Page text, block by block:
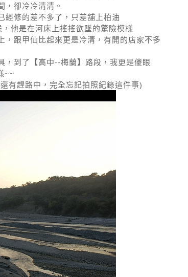
，卻冷冷清清。
經修的差不多了，只差舖上柏油
他是在河床上搖搖欲墜的驚險模樣
跟甲仙比起來更是冷清，有開的店家不多
，到了【高中--梅蘭】路段，我更是傻眼
~~
有趕路中，完全忘記拍照紀錄這件事)